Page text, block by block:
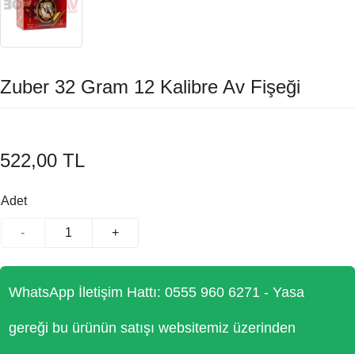
Zuber 32 Gram 12 Kalibre Av Fişeği
522,00 TL
Adet
- +
WhatsApp İletişim Hattı: 0555 960 6271 - Yasa
gereği bu ürünün satışı websitemiz üzerinden